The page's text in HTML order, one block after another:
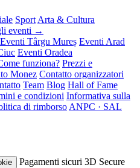
SportArta & Cultura
eventi →
Eventi Târgu Mureș Eventi Arad
Eventi Oradea
funziona? Prezzi e
Monez Contatto organizzatori
Team Blog Hall of Fame
e condizioni Informativa sulla
di rimborsoANPC · SAL
Pagamenti sicuri 3D Secure